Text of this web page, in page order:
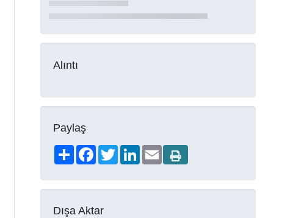
Alıntı
Paylaş
ShareFacebookTwitterLinkedIn
Email
Dışa Aktar